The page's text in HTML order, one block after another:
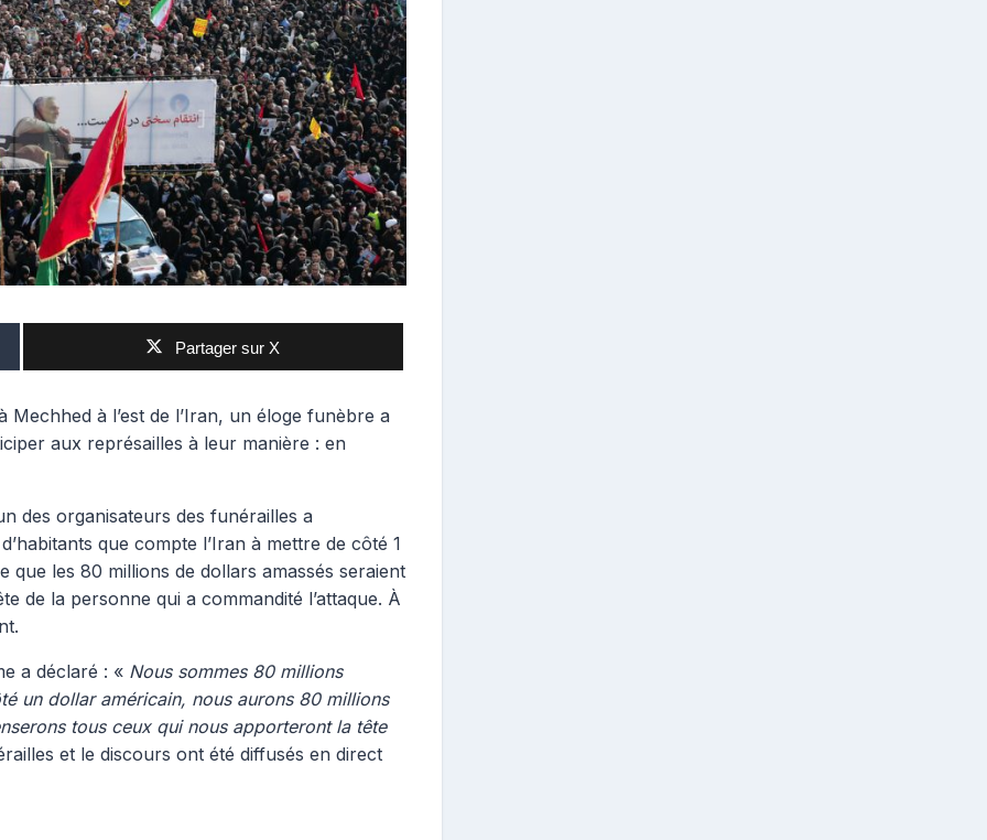
Partager sur X
à l’est de l’Iran, un éloge funèbre a
aux représailles à leur manière : en
des organisateurs des funérailles a
que compte l’Iran à mettre de côté 1
que les 80 millions de dollars amassés seraient
de la personne qui a commandité l’attaque. À
a déclaré : « Nous sommes 80 millions
un dollar américain, nous aurons 80 millions
tous ceux qui nous apporteront la tête
et le discours ont été diffusés en direct